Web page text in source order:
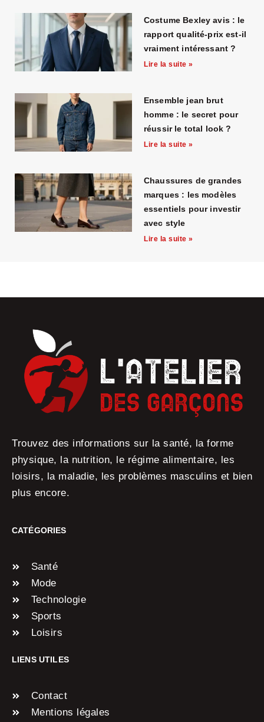
Costume Bexley avis : le
rapport qualité-prix est-il
vraiment intéressant ?
Lire la suite »
Ensemble jean brut
homme : le secret pour
réussir le total look ?
Lire la suite »
Chaussures de grandes
marques : les modèles
essentiels pour investir
avec style
Lire la suite »
Trouvez des informations sur la santé, la forme
physique, la nutrition, le régime alimentaire, les
loisirs, la maladie, les problèmes masculins et bien
plus encore.
CATÉGORIES
Santé
Mode
Technologie
Sports
Loisirs
LIENS UTILES
Contact
Mentions légales